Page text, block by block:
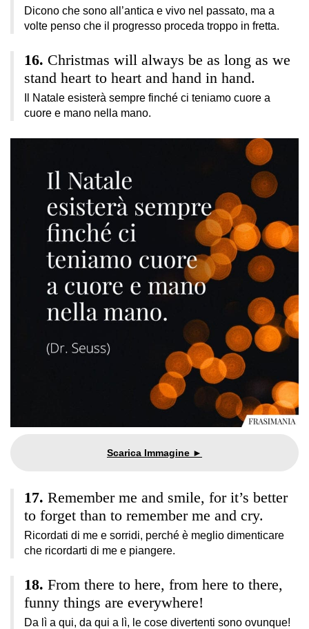
Dicono che sono all’antica e vivo nel passato, ma a
volte penso che il progresso proceda troppo in fretta.
Christmas will always be as long as we
stand heart to heart and hand in hand.
Il Natale esisterà sempre finché ci teniamo cuore a
cuore e mano nella mano.
Remember me and smile, for it’s better
to forget than to remember me and cry.
Ricordati di me e sorridi, perché è meglio dimenticare
che ricordarti di me e piangere.
From there to here, from here to there,
funny things are everywhere!
Da lì a qui, da qui a lì, le cose divertenti sono ovunque!